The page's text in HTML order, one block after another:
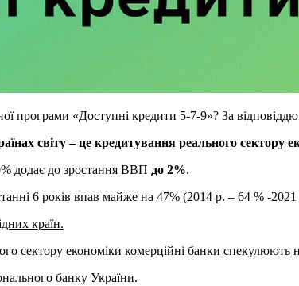
програми «Доступні кредити 5-7-9»? За
світу – це кредитування реального сектору
додає до зростання ВВП до 2%.
6 років впав майже на 47% (2014 р. – 64 % -
країн.
сектору економіки комерційні банки
банку України.